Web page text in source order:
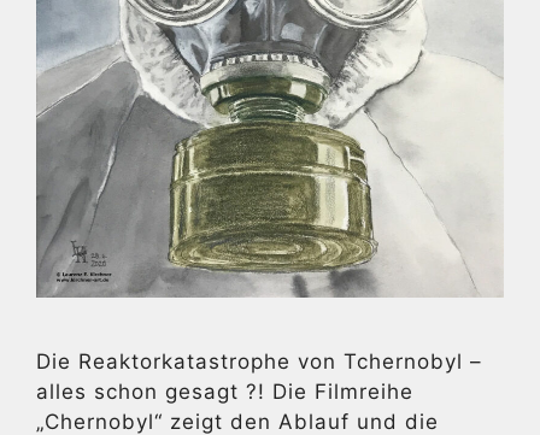
Die Reaktorkatastrophe von Tchernobyl –
alles schon gesagt ?! Die Filmreihe
„Chernobyl“ zeigt den Ablauf und die